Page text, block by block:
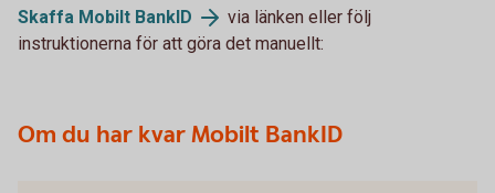
Skaffa Mobilt BankID
via länken eller följ
instruktionerna för att göra det manuellt:
Om du har kvar Mobilt BankID